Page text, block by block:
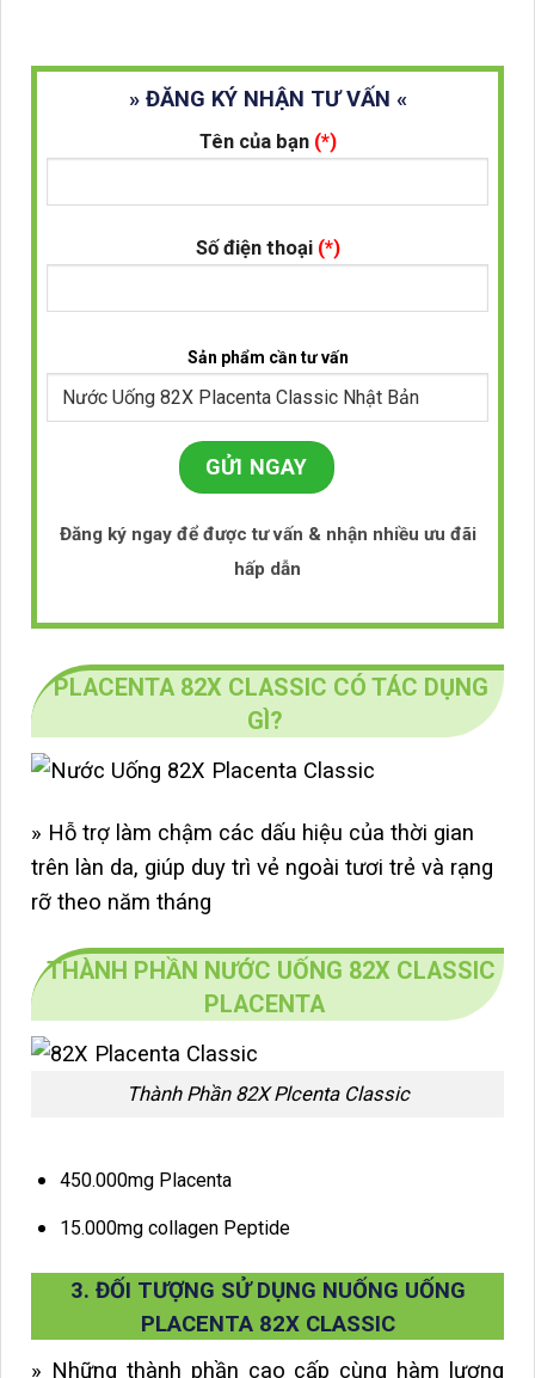
» ĐĂNG KÝ NHẬN TƯ VẤN «
Tên của bạn (*)
Số điện thoại (*)
Sản phẩm cần tư vấn
Đăng ký ngay để được tư vấn & nhận nhiều ưu đãi
hấp dẫn
PLACENTA 82X CLASSIC CÓ TÁC DỤNG
GÌ?
» Hỗ trợ làm chậm các dấu hiệu của thời gian
trên làn da, giúp duy trì vẻ ngoài tươi trẻ và rạng
rỡ theo năm tháng
THÀNH PHẦN NƯỚC UỐNG 82X CLASSIC
PLACENTA
Thành Phần 82X Plcenta Classic
450.000mg Placenta
15.000mg collagen Peptide
3. ĐỐI TƯỢNG SỬ DỤNG NUỐNG UỐNG
PLACENTA 82X CLASSIC
» Những thành phần cao cấp cùng hàm lượng